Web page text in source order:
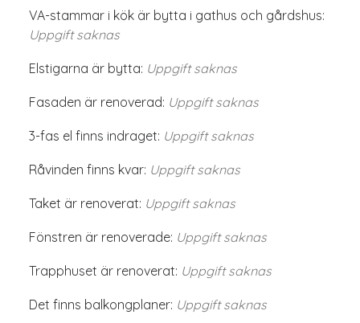
VA-stammar i kök är bytta i gathus och gårdshus:
Uppgift saknas
Elstigarna är bytta: Uppgift saknas
Fasaden är renoverad: Uppgift saknas
3-fas el finns indraget: Uppgift saknas
Råvinden finns kvar: Uppgift saknas
Taket är renoverat: Uppgift saknas
Fönstren är renoverade: Uppgift saknas
Trapphuset är renoverat: Uppgift saknas
Det finns balkongplaner: Uppgift saknas